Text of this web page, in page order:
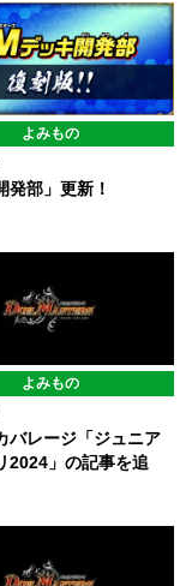
よみもの
発部」更新！
よみもの
バレージ「ジュニア
2024」の記事を追